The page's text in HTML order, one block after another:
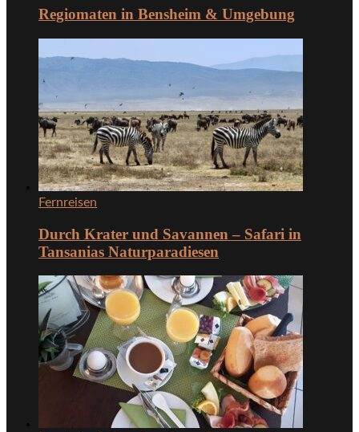
Regiomaten in Bensheim & Umgebung
Fernreisen
Durch Krater und Savannen – Safari in
Tansanias Naturparadiesen